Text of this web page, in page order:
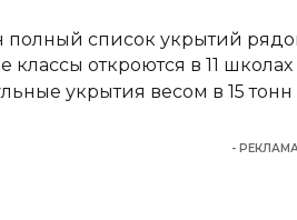
полный список укрытий
откроются в 11 школах
укрытия весом в 15
-